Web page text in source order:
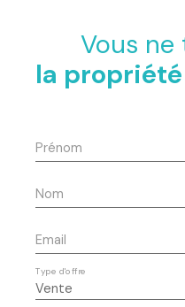
Vous ne
la propriété
Prénom
Nom
Email
Vente
Type d'offre